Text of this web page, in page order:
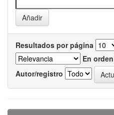
Resultados por página
En orden
Autor/registro